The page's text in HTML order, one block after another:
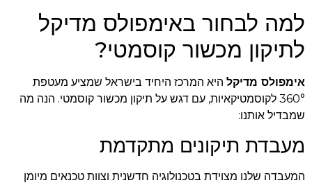
למה לבחור באימפולס מדיקל
לתיקון מכשור קוסמטי?
אימפולס מדיקל היא המרכז היחיד בישראל שמציע מעטפת
360° לקוסמטיקאיות, עם דגש על תיקון מכשור קוסמטי. הנה מה
שמבדיל אותנו:
מעבדת תיקונים מתקדמת
המעבדה שלנו מצוידת בטכנולוגיה חדשנית וצוות טכנאים מיומן